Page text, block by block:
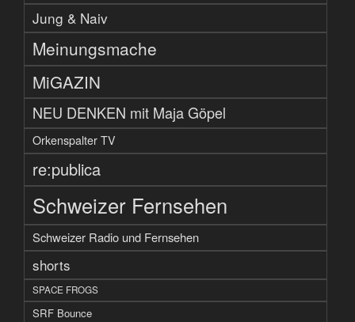
Jung & Naiv
Meinungsmache
MiGAZIN
NEU DENKEN mit Maja Göpel
Orkenspalter TV
re:publica
Schweizer Fernsehen
Schweizer Radio und Fernsehen
shorts
SPACE FROGS
SRF Bounce